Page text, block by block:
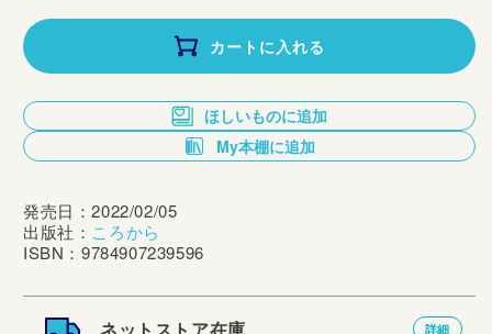
格
カートに入れる
ほしいものに追加
My本棚に追加
発売日：2022/02/05
出版社： ころから
ISBN：9784907239596
ネットストア在庫 詳細